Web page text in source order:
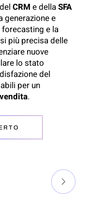
CRM e dellaSFA
generazione e
e la
più precisa delle
nuove
lo stato
del
per un
.